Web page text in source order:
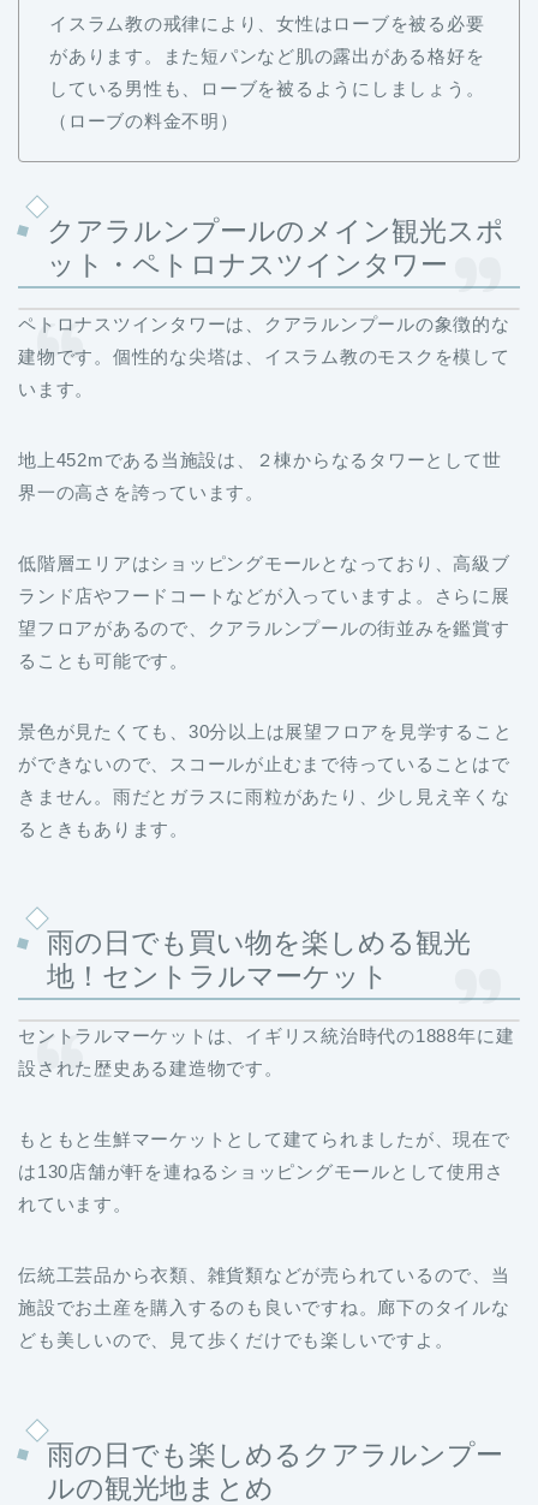
イスラム教の戒律により、女性はローブを被る必要
があります。また短パンなど肌の露出がある格好を
している男性も、ローブを被るようにしましょう。
（ローブの料金不明）
クアラルンプールのメイン観光スポ
ット・ペトロナスツインタワー
ペトロナスツインタワーは、クアラルンプールの象徴的な
建物です。個性的な尖塔は、イスラム教のモスクを模して
います。
地上452mである当施設は、２棟からなるタワーとして世
界一の高さを誇っています。
低階層エリアはショッピングモールとなっており、高級ブ
ランド店やフードコートなどが入っていますよ。さらに展
望フロアがあるので、クアラルンプールの街並みを鑑賞す
ることも可能です。
景色が見たくても、30分以上は展望フロアを見学すること
ができないので、スコールが止むまで待っていることはで
きません。雨だとガラスに雨粒があたり、少し見え辛くな
るときもあります。
雨の日でも買い物を楽しめる観光
地！セントラルマーケット
セントラルマーケットは、イギリス統治時代の1888年に建
設された歴史ある建造物です。
もともと生鮮マーケットとして建てられましたが、現在で
は130店舗が軒を連ねるショッピングモールとして使用さ
れています。
伝統工芸品から衣類、雑貨類などが売られているので、当
施設でお土産を購入するのも良いですね。廊下のタイルな
ども美しいので、見て歩くだけでも楽しいですよ。
雨の日でも楽しめるクアラルンプー
ルの観光地まとめ